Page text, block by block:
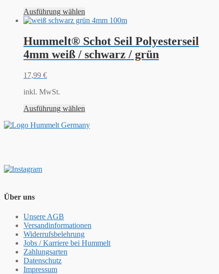
Ausführung wählen
Hummelt® Schot Seil Polyesterseil
4mm weiß / schwarz / grün
17,99 €
inkl. MwSt.
Ausführung wählen
Über uns
Unsere AGB
Versandinformationen
Widerrufsbelehrung
Jobs / Karriere bei Hummelt
Zahlungsarten
Datenschutz
Impressum